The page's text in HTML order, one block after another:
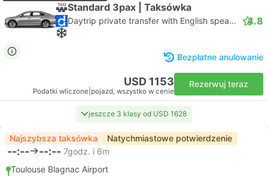
Standard 3pax | Taksówka
Daytrip private transfer with English speaking driver 4.8
Bezpłatne anulowanie
USD 1153
Podatki wliczone pojazd, wszystko w cenie
Rezerwuj teraz
jeszcze 3 klasy od USD 1628
Najszybsza taksówka Natychmiastowe potwierdzenie
--:-- --:-- 7godz. i 6m
Toulouse Blagnac Airport